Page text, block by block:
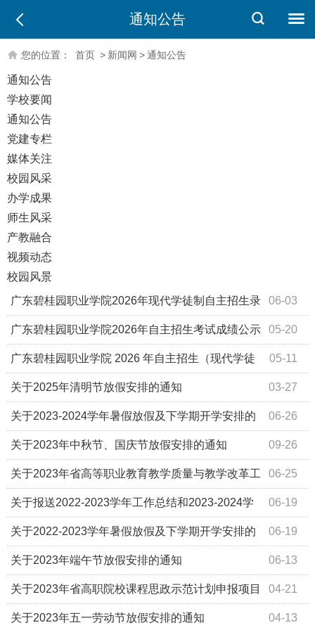
通知公告
您的位置： 首页 > 新闻网 >通知公告
通知公告
学校要闻
通知公告
党建专栏
媒体关注
校园风采
办学成果
师生风采
产教融合
视频动态
校园风景
06-03
广东碧桂园职业学院2026年现代学徒制自主招生录
取名单公示 05-20
广东碧桂园职业学院2026年自主招生考试成绩公示
05-11
广东碧桂园职业学院 2026 年自主招生（现代学徒
制）考试有关事项的通知 03-27
关于2025年清明节放假安排的通知
06-26
关于2023-2024学年暑假放假及下学期开学安排的
通知 09-26
关于2023年中秋节、国庆节放假安排的通知
06-25
关于2023年省高等职业教育教学质量与教学改革工
程认定与评审项目遴选推荐的公示 06-19
关于报送2022-2023学年工作总结和2023-2024学
年工作计划的通知 06-19
关于2022-2023学年暑假放假及下学期开学安排的
通知 06-13
关于2023年端午节放假安排的通知
04-21
关于2023年省高职院校课程思政示范计划申报项目
公示 04-13
关于2023年五一劳动节放假安排的通知